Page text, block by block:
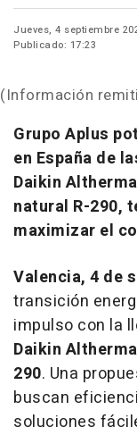
Jueves, 4 septiembre
Publicado: 17:23
(Información
Grupo Aplus
en España de
Daikin
natural R-290,
maximizar el
Valencia, 4 de
transición
impulso con la
Daikin
290. Una
buscan
soluciones